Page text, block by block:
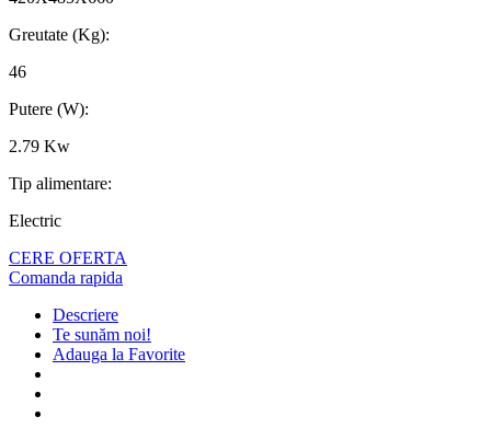
Greutate (Kg):
46
Putere (W):
2.79 Kw
Tip alimentare:
Electric
CERE OFERTA
Comanda rapida
Descriere
Te sunăm noi!
Adauga la Favorite